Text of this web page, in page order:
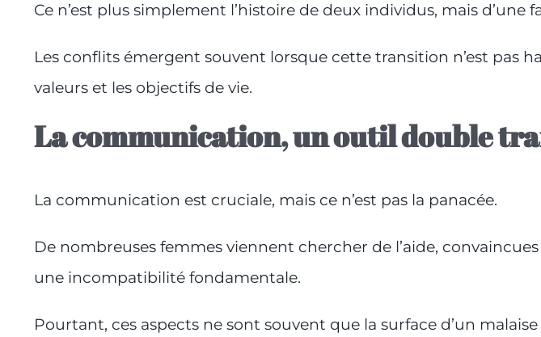
Ce n’est plus simplement l’histoire de deux individus, mais
Les conflits émergent souvent lorsque cette transition n’est pas
valeurs et les objectifs de vie.
La communication, un outil double
La communication est cruciale, mais ce n’est pas la panacée.
De nombreuses femmes viennent chercher de l’aide,
une incompatibilité fondamentale.
Pourtant, ces aspects ne sont souvent que la surface d’un